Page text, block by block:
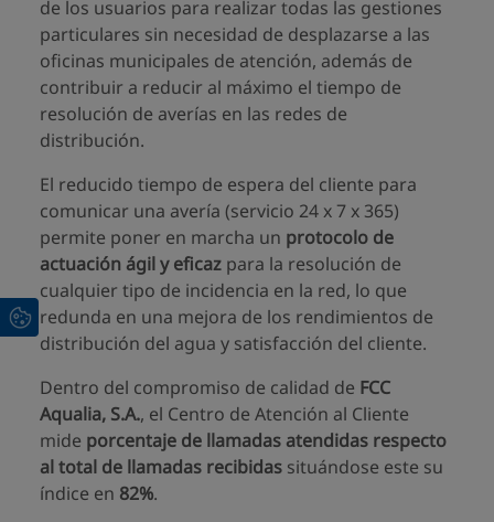
de los usuarios para realizar todas las gestiones
particulares sin necesidad de desplazarse a las
oficinas municipales de atención, además de
contribuir a reducir al máximo el tiempo de
resolución de averías en las redes de
distribución.
El reducido tiempo de espera del cliente para
comunicar una avería (servicio 24 x 7 x 365)
permite poner en marcha un protocolo de
actuación ágil y eficaz para la resolución de
cualquier tipo de incidencia en la red, lo que
redunda en una mejora de los rendimientos de
distribución del agua y satisfacción del cliente.
Dentro del compromiso de calidad de FCC
Aqualia, S.A., el Centro de Atención al Cliente
mide porcentaje de llamadas atendidas respecto
al total de llamadas recibidas situándose este su
índice en 82%.